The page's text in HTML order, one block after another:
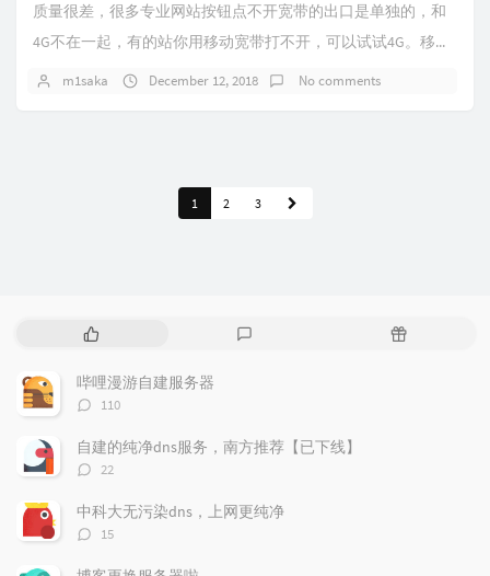
质量很差，很多专业网站按钮点不开宽带的出口是单独的，和
4G不在一起，有的站你用移动宽带打不开，可以试试4G。移...
m1saka December 12, 2018 No comments
1 2 3
P
p
u
a
r
r
t
c
t
m
R
哔哩漫游自建服务器
评
数：
110
自建的纯净dns服务，南方推荐【已下线】
评
数：
22
中科大无污染dns，上网更纯净
评
数：
15